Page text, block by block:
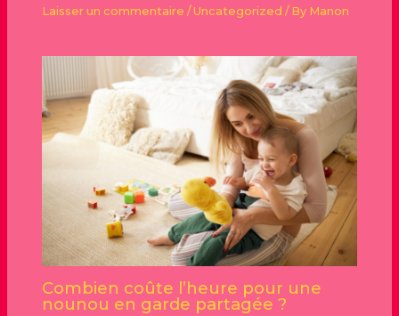
Laisser un commentaire / Uncategorized / By Manon
Combien coûte l’heure pour une
nounou en garde partagée ?